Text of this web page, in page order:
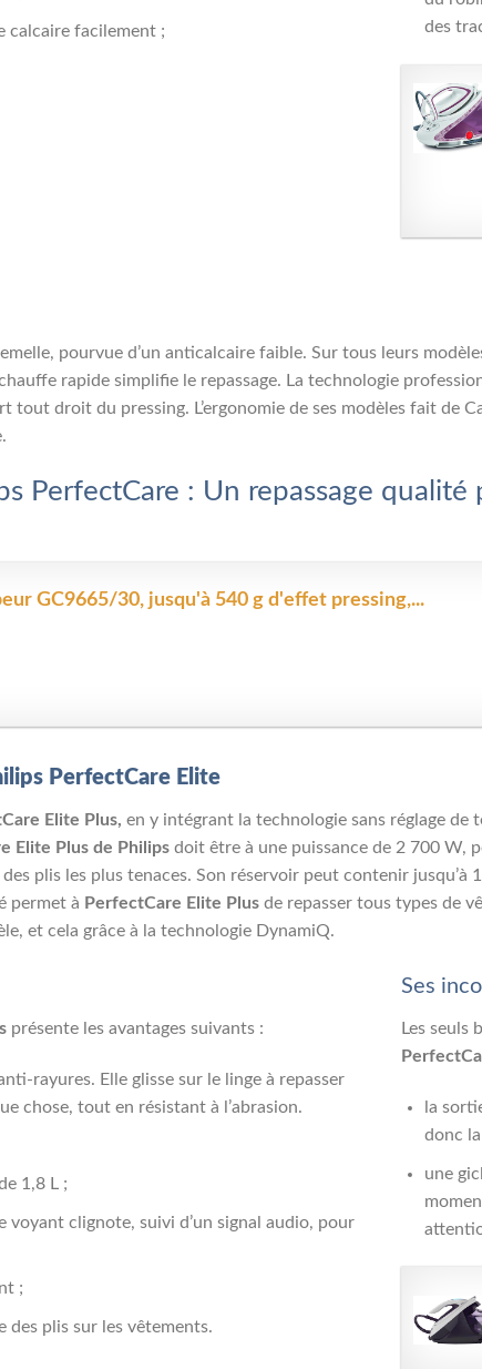
calcaire facilement ;
des
pourvue d’un anticalcaire faible. Sur tous leurs
rapide simplifie le repassage. La technologie
tout droit du pressing. L’ergonomie de ses modèles fait de
PerfectCare : Un repassage qualité
GC9665/30, jusqu'à 540 g d'effet pressing,...
PerfectCare Elite
Elite Plus, en y intégrant la technologie sans réglage de
Elite Plus de Philips doit être à une puissance de 2 700 W,
plis les plus tenaces. Son réservoir peut contenir jusqu’à
permet à PerfectCare Elite Plus de repasser tous types de
et cela grâce à la technologie DynamiQ.
présente les avantages suivants :
rayures. Elle glisse sur le linge à repasser
chose, tout en résistant à l’abrasion.
1,8 L ;
voyant clignote, suivi d’un signal audio, pour
;
des plis sur les vêtements.
Ses
Les seuls
la
donc
une